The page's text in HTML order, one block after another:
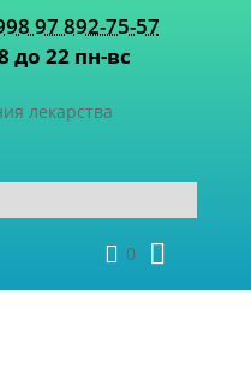
97 892-75-57
до 22 пн-вс
лекарства
0